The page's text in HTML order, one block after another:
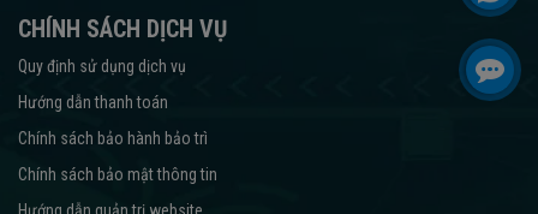
CHÍNH SÁCH DỊCH VỤ
Quy định sử dụng dịch vụ
Hướng dẫn thanh toán
Chính sách bảo hành bảo trì
Chính sách bảo mật thông tin